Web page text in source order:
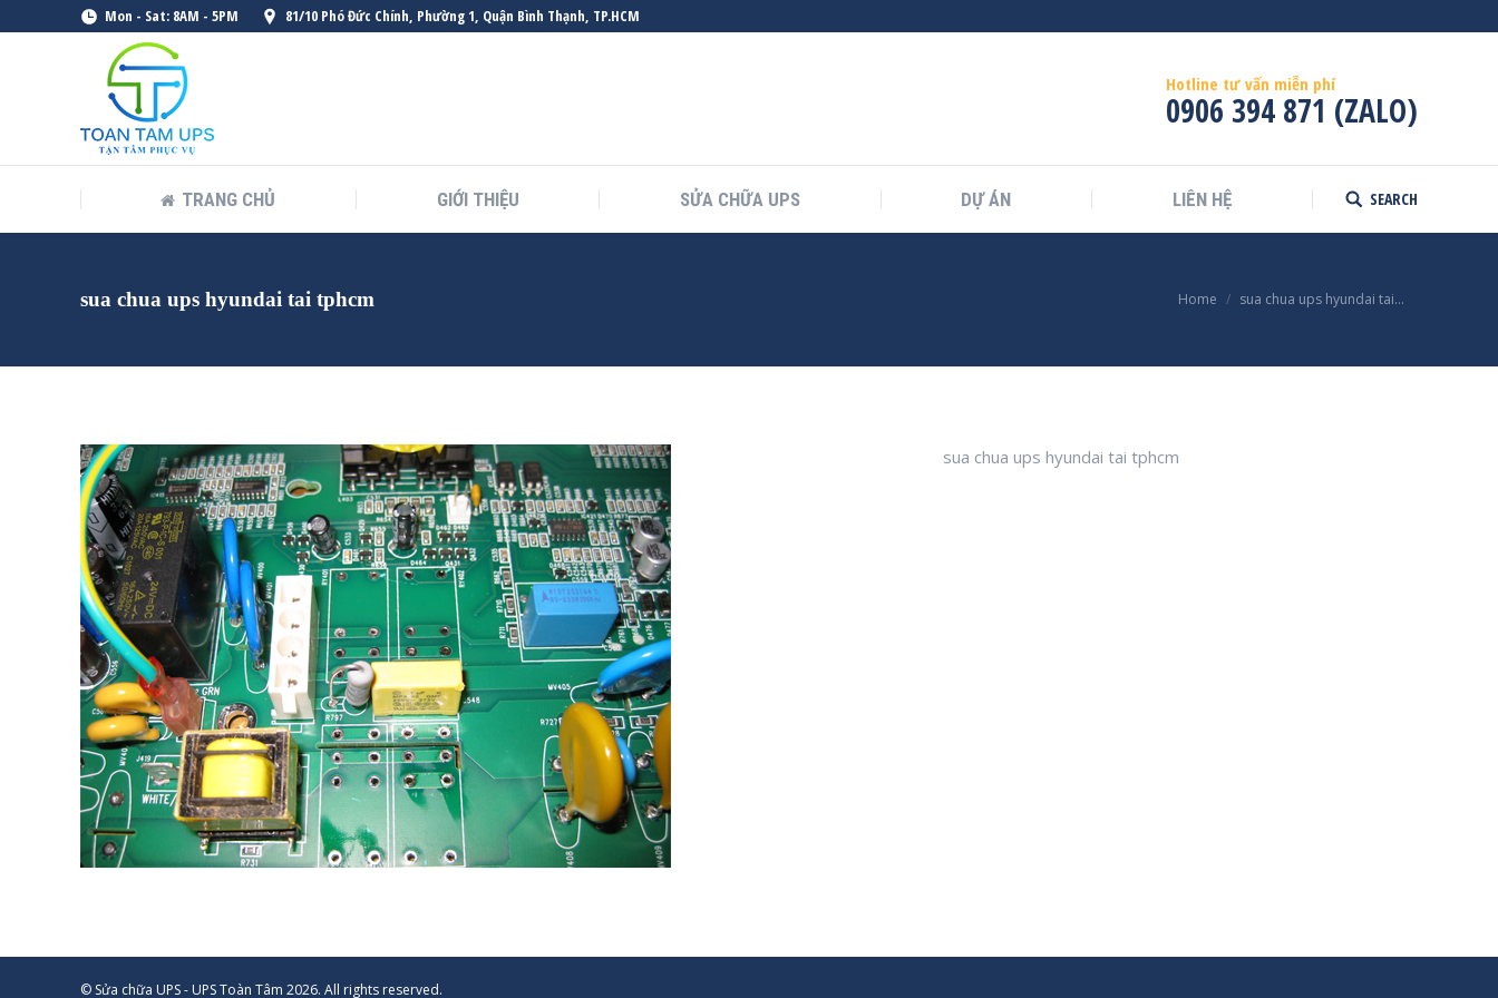
Mon - Sat: 8AM - 5PM 81/10 Phó Đức Chính, Phường 1, Quận Bình Thạnh, TP.HCM
Hotline tư vấn miễn phí
0906 394 871 (ZALO)
TRANG CHỦ GIỚI THIỆU SỬA CHỮA UPS DỰ ÁN LIÊN HỆ Search:
SEARCH
sua chua ups hyundai tai tphcm Home sua chua ups hyundai tai…
sua chua ups hyundai tai tphcm
© Sửa chữa UPS - UPS Toàn Tâm 2026. All rights reserved.